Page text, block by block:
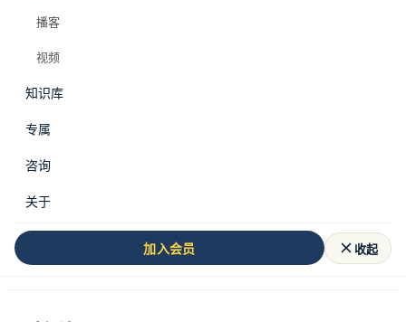
播客
视频
知识库
专属
咨询
关于
加入会员 收起
节目简介
AI浪潮席卷而来，数据分析师真的要失业了吗？理性
看待AI对数据工作的冲击与机遇。
← 返回播客列表